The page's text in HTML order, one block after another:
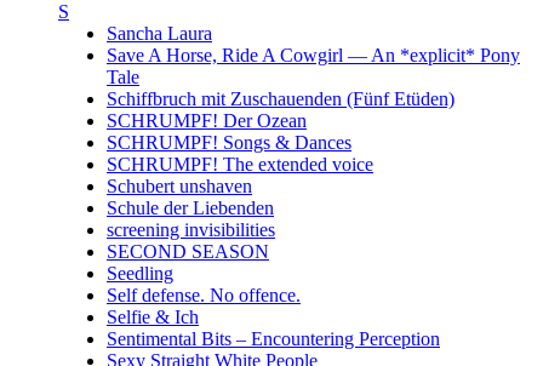
S
Sancha Laura
Save A Horse, Ride A Cowgirl — An *explicit* Pony
Tale
Schiffbruch mit Zuschauenden (Fünf Etüden)
SCHRUMPF! Der Ozean
SCHRUMPF! Songs & Dances
SCHRUMPF! The extended voice
Schubert unshaven
Schule der Liebenden
screening invisibilities
SECOND SEASON
Seedling
Self defense. No offence.
Selfie & Ich
Sentimental Bits – Encountering Perception
Sexy Straight White People